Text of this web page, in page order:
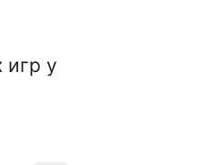
игр у